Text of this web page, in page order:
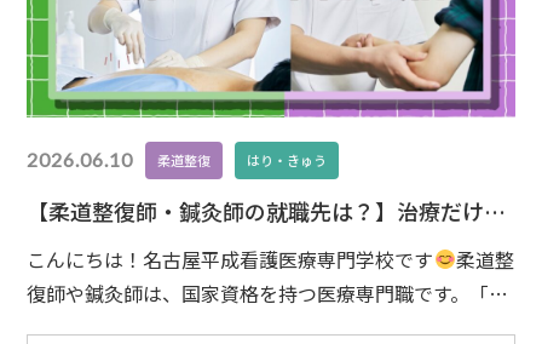
2026.06.10 柔道整復 はり・きゅう
【柔道整復師・鍼灸師の就職先は？】治療だけじ
ゃない！介護・美容・健康づくりで活躍できる国
家資格
こんにちは！名古屋平成看護医療専門学校です
柔道整
復師や鍼灸師は、国家資格を持つ医療専門職です。「資